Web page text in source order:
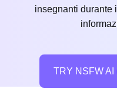
insegnanti durante
TRY NSFW